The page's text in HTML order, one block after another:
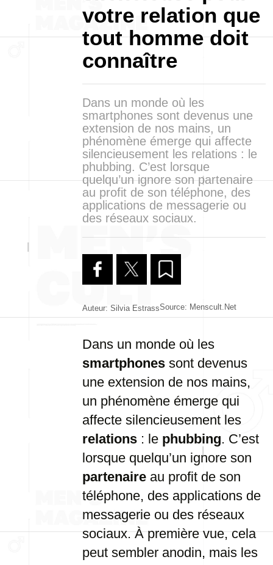
votre relation que
tout homme doit
connaître
Dans un monde où les
smartphones sont devenus une
extension de nos mains, un
phénomène émerge qui affecte
silencieusement les relations : le
phubbing. C’est lorsque
quelqu’un ignore son partenaire
au profit de son téléphone, des
applications de messagerie ou
des réseaux sociaux.
Auteur: Silvia EstrassSource: Menscult.net
Dans un monde où les
smartphones sont devenus
une extension de nos mains,
un phénomène émerge qui
affecte silencieusement les
relations : le phubbing. C’est
lorsque quelqu’un ignore son
partenaire au profit de son
téléphone, des applications de
messagerie ou des réseaux
sociaux. À première vue, cela
peut sembler anodin, mais les